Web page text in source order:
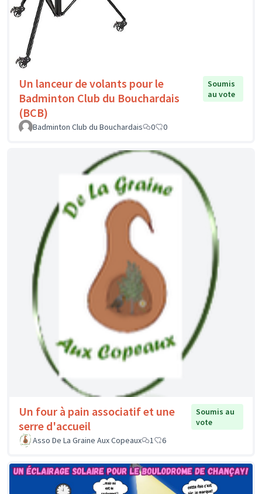
Un lanceur de volants pour le
Badminton Club du Bouchardais
(BCB)
Soumis
au vote
Badminton Club du Bouchardais 0 0
Un four à pain associatif et une
serre d'accueil
Soumis au
vote
Asso De La Graine Aux Copeaux
1 6